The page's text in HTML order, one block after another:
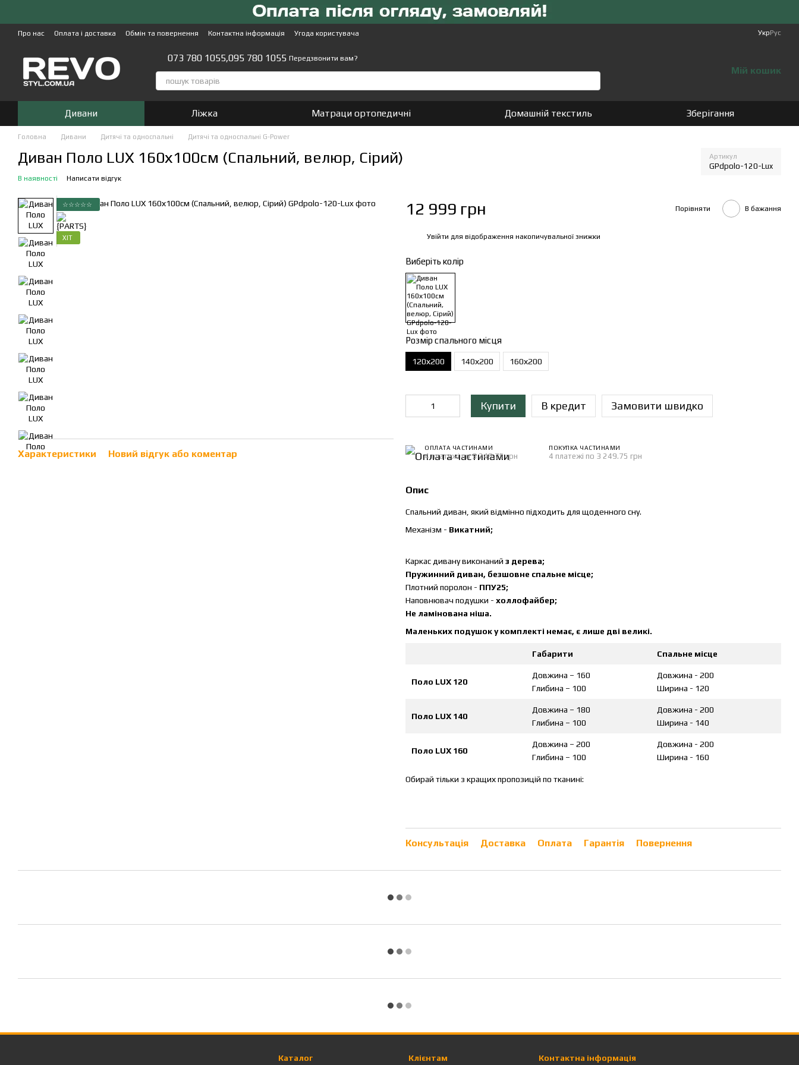
Про нас Оплата і доставка Обмін та повернення Контактна інформація Угода користувача УкрРус
073 780 1055,095 780 1055 Передзвонити вам?
Мій кошик
Дивани Ліжка Матраци ортопедичні Домашній текстиль Зберігання
Головна Дивани Дитячі та односпальні Дитячі та односпальні G-Power
Диван Поло LUX 160х100см (Спальний, велюр, Сірий) Артикул
GPdpolo-120-Lux
В наявності Написати відгук
☆☆☆☆☆
ХІТ
Характеристики Новий відгук або коментар
12 999 грн Порівняти В бажання
Увійти для відображення накопичувальної знижки
Виберіть колір
Розмір спального місця
120х200 140х200 160х200
Купити В кредит Замовити швидко
ОПЛАТА ЧАСТИНАМИ
4 платежі по 3 249.75 грн
ПОКУПКА ЧАСТИНАМИ
4 платежі по 3 249.75 грн
Опис
Спальний диван, який відмінно підходить для щоденного сну.
Механізм - Викатний;
Каркас дивану виконаний з дерева;
Пружинний диван, безшовне спальне місце;
Плотний поролон - ППУ25;
Наповнювач подушки - холлофайбер;
Не ламінована ніша.
Маленьких подушок у комплекті немає, є лише дві великі.
Габарити Спальне місце
Поло LUX 120
Довжина – 160
Глибина – 100
Довжина - 200
Ширина - 120
Поло LUX 140
Довжина – 180
Глибина – 100
Довжина - 200
Ширина - 140
Поло LUX 160
Довжина – 200
Глибина – 100
Довжина - 200
Ширина - 160
Обирай тільки з кращих пропозицій по тканині:
Консультація Доставка Оплата Гарантія Повернення
Каталог Клієнтам Контактна інформація